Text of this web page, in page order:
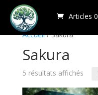
Articles 0
Accueil/ Sakura
Sakura
5 résultats affichés